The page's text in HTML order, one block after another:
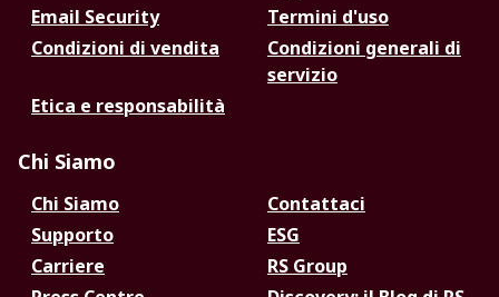
Email Security
Termini d'uso
Condizioni di vendita
Condizioni generali di
servizio
Etica e responsabilità
Chi Siamo
Chi Siamo
Contattaci
Supporto
ESG
Carriere
RS Group